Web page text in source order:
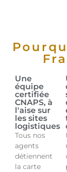
Une
équipe
certifiée
CNAPS, à
l'aise sur
les sites
logistiques
Tous nos
agents
détiennent
la carte